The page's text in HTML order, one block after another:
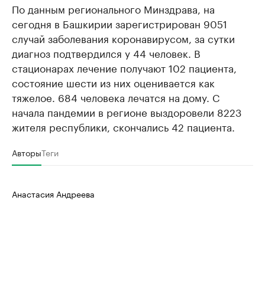
По данным регионального Минздрава, на
сегодня в Башкирии зарегистрирован 9051
случай заболевания коронавирусом, за сутки
диагноз подтвердился у 44 человек. В
стационарах лечение получают 102 пациента,
состояние шести из них оценивается как
тяжелое. 684 человека лечатся на дому. С
начала пандемии в регионе выздоровели 8223
жителя республики, скончались 42 пациента.
АвторыТеги
Анастасия Андреева